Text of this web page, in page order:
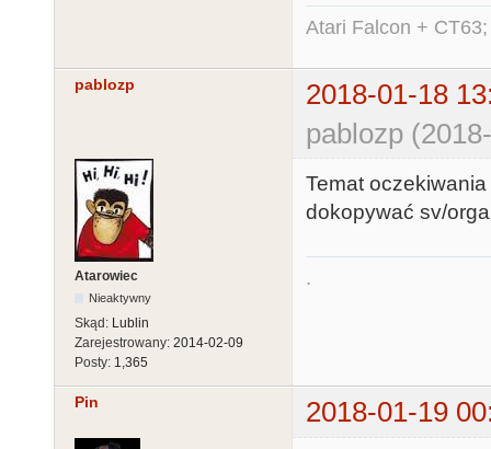
Atari Falcon +
pablozp
2018-01-18
pablozp
Atarowiec
Nieaktywny
Skąd: Lublin
Zarejestrowany: 2014-02-09
Posty: 1,365
Temat
dokopywać sv/
.
Pin 2018-01-19